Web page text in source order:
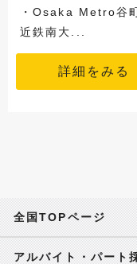
・Osaka Metro谷
近鉄南大...
詳細をみる
全国TOPページ
アルバイト・パート